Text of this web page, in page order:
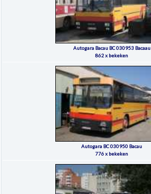
Autogara Bacau BC 030953 Bacaau
862 x bekeken
Autogara BC 030950 Bacau
776 x bekeken